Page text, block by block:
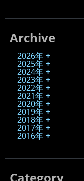
Archive
2026年
2025年
2024年
2023年
2022年
2021年
2020年
2019年
2018年
2017年
2016年